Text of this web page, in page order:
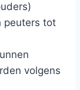
peuters tot
volgens